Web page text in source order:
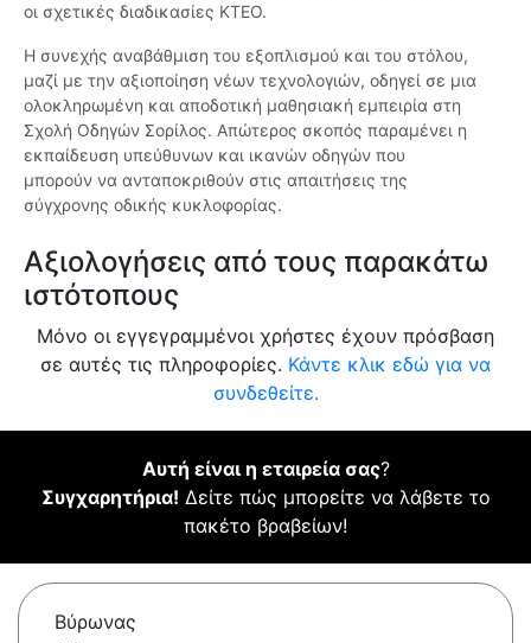
οι σχετικές διαδικασίες ΚΤΕΟ.
Η συνεχής αναβάθμιση του εξοπλισμού και του στόλου,
μαζί με την αξιοποίηση νέων τεχνολογιών, οδηγεί σε μια
ολοκληρωμένη και αποδοτική μαθησιακή εμπειρία στη
Σχολή Οδηγών Σορίλος. Απώτερος σκοπός παραμένει η
εκπαίδευση υπεύθυνων και ικανών οδηγών που
μπορούν να ανταποκριθούν στις απαιτήσεις της
σύγχρονης οδικής κυκλοφορίας.
Αξιολογήσεις από τους παρακάτω
ιστότοπους
Μόνο οι εγγεγραμμένοι χρήστες έχουν πρόσβαση
σε αυτές τις πληροφορίες. Κάντε κλικ εδώ για να
συνδεθείτε.
Αυτή είναι η εταιρεία σας?
Συγχαρητήρια! Δείτε πώς μπορείτε να λάβετε το
πακέτο βραβείων!
Βύρωνας